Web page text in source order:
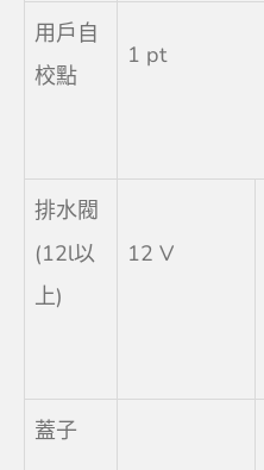
用戶自
校點
1 pt
排水閥
(12l以
上)
12 V
蓋子